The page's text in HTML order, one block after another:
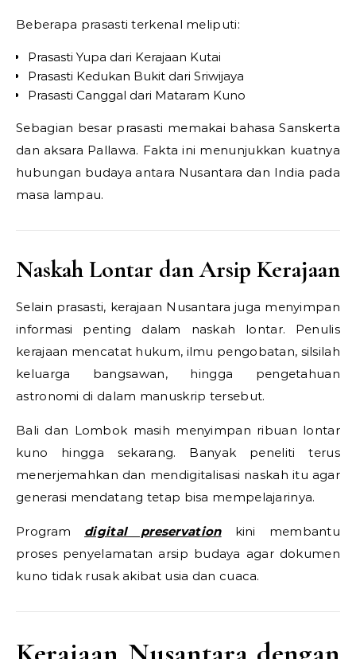
Beberapa prasasti terkenal meliputi:
Prasasti Yupa dari Kerajaan Kutai
Prasasti Kedukan Bukit dari Sriwijaya
Prasasti Canggal dari Mataram Kuno
Sebagian besar prasasti memakai bahasa Sanskerta
dan aksara Pallawa. Fakta ini menunjukkan kuatnya
hubungan budaya antara Nusantara dan India pada
masa lampau.
Naskah Lontar dan Arsip Kerajaan
Selain prasasti, kerajaan Nusantara juga menyimpan
informasi penting dalam naskah lontar. Penulis
kerajaan mencatat hukum, ilmu pengobatan, silsilah
keluarga bangsawan, hingga pengetahuan
astronomi di dalam manuskrip tersebut.
Bali dan Lombok masih menyimpan ribuan lontar
kuno hingga sekarang. Banyak peneliti terus
menerjemahkan dan mendigitalisasi naskah itu agar
generasi mendatang tetap bisa mempelajarinya.
Program digital preservationkini membantu
proses penyelamatan arsip budaya agar dokumen
kuno tidak rusak akibat usia dan cuaca.